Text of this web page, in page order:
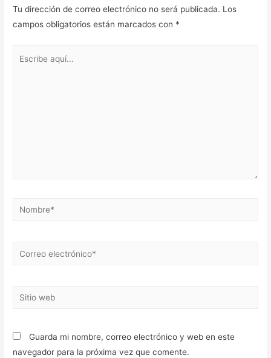
Tu dirección de correo electrónico no será publicada. Los
campos obligatorios están marcados con *
Nombre*
Correo
Sitio
Guarda mi nombre, correo electrónico y web en este
navegador para la próxima vez que comente.